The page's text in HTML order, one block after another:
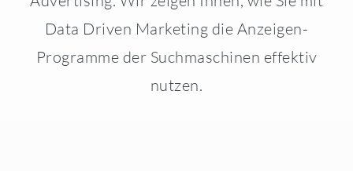
Data Driven Marketing die Anzeigen-
Programme der Suchmaschinen effektiv
nutzen.